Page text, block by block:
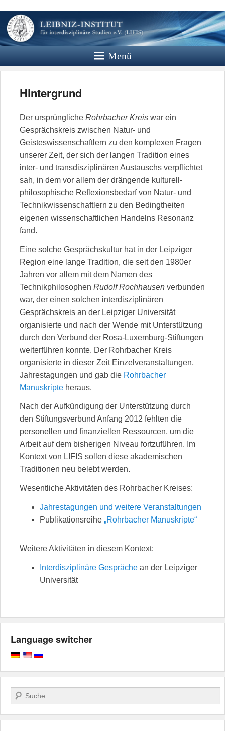
Leibniz
Institut
Website des Leibniz Instituts für
Interdisziplinäre Studien e.V.
Menü
Hintergrund
Der ursprüngliche Rohrbacher Kreis war ein
Gesprächskreis zwischen Natur- und
Geisteswissenschaftlern zu den komplexen Fragen
unserer Zeit, der sich der langen Tradition eines
inter- und transdisziplinären Austauschs verpflichtet
sah, in dem vor allem der drängende kulturell-
philosophische Reflexionsbedarf von Natur- und
Technikwissenschaftlern zu den Bedingtheiten
eigenen wissenschaftlichen Handelns Resonanz
fand.
Eine solche Gesprächskultur hat in der Leipziger
Region eine lange Tradition, die seit den 1980er
Jahren vor allem mit dem Namen des
Technikphilosophen Rudolf Rochhausen verbunden
war, der einen solchen interdisziplinären
Gesprächskreis an der Leipziger Universität
organisierte und nach der Wende mit Unterstützung
durch den Verbund der Rosa-Luxemburg-Stiftungen
weiterführen konnte. Der Rohrbacher Kreis
organisierte in dieser Zeit Einzelveranstaltungen,
Jahrestagungen und gab die Rohrbacher
Manuskripte heraus.
Nach der Aufkündigung der Unterstützung durch
den Stiftungsverbund Anfang 2012 fehlten die
personellen und finanziellen Ressourcen, um die
Arbeit auf dem bisherigen Niveau fortzuführen. Im
Kontext von LIFIS sollen diese akademischen
Traditionen neu belebt werden.
Wesentliche Aktivitäten des Rohrbacher Kreises:
Jahrestagungen und weitere Veranstaltungen
Publikationsreihe „Rohrbacher Manuskripte“
Weitere Aktivitäten in diesem Kontext:
Interdisziplinäre Gespräche an der Leipziger
Universität
Language switcher
Suchen